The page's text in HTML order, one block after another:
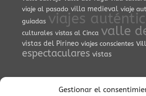
Gestionar el
viaje al pasado villa medieval viaje
guiadas viajes
culturales vistas al Cinca valle
vistas del Pirineo viajes conscientes
espectaculares vistas